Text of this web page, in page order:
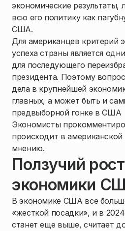
экономические результаты,
всю его политику как
США.
Для американцев критерий
успеха страны является
для последующего
президента. Поэтому
дела в крупнейшей
главных, а может быть и
предвыборной гонке в США
Экономисты
происходит в
мнению.
Ползучий рост
экономики
В экономике США все
«жесткой посадки», и в
станет еще выше, считает